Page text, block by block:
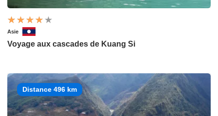
Asie
Voyage aux cascades de Kuang Si
Distance 496 km